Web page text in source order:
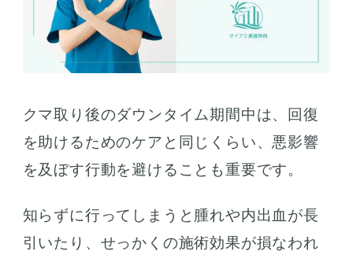
クマ取り後のダウンタイム期間中は、回復
を助けるためのケアと同じくらい、悪影響
を及ぼす行動を避けることも重要です。
知らずに行ってしまうと腫れや内出血が長
引いたり、せっかくの施術効果が損なわれ